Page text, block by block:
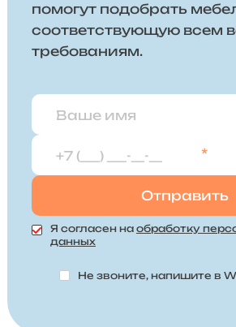
помогут подобрать
соответствующую всем
требованиям.
*
Я согласен на обработку
данных
Не звоните, напишите в